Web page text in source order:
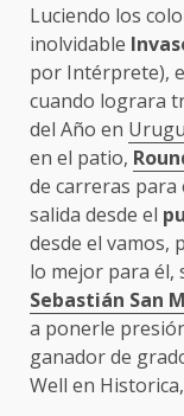
Luciendo los
inolvidable
por Intérprete),
cuando lograra
del Año en
en el patio,
de carreras para
salida desde el
desde el vamos,
lo mejor para
Sebastián San
a ponerle
ganador de
Well en